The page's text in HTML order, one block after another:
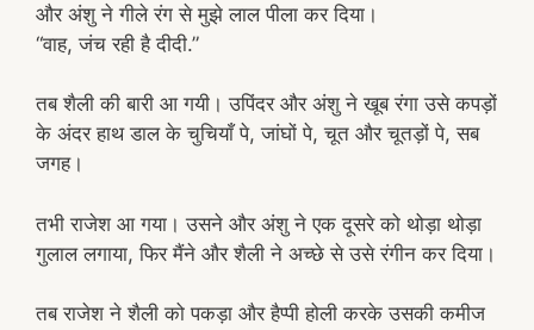
और अंशु ने गीले रंग से मुझे लाल पीला कर दिया।
“वाह, जंच रही है दीदी.”
तब शैली की बारी आ गयी। उपिंदर और अंशु ने खूब रंगा उसे कपड़ों
के अंदर हाथ डाल के चुचियाँ पे, जांघों पे, चूत और चूतड़ों पे, सब
जगह।
तभी राजेश आ गया। उसने और अंशु ने एक दूसरे को थोड़ा थोड़ा
गुलाल लगाया, फिर मैंने और शैली ने अच्छे से उसे रंगीन कर दिया।
तब राजेश ने शैली को पकड़ा और हैप्पी होली करके उसकी कमीज